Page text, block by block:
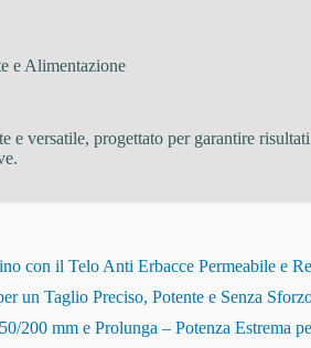
e Alimentazione
e versatile, progettato per garantire
con il Telo Anti Erbacce Permeabile e
un Taglio Preciso, Potente e Senza
mm e Prolunga – Potenza Estrema